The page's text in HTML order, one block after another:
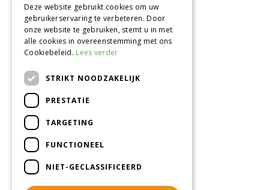
Onze locatie
Tuincentrum Alméérplant
Jac. P. Thijsseweg 4
pinterest
Deze website gebruikt cookies om uw
gebruikerservaring te verbeteren. Door
onze website te gebruiken, stemt u in met
alle cookies in overeenstemming met ons
Cookiebeleid. Lees verder
STRIKT NOODZAKELIJK
PRESTATIE
TARGETING
FUNCTIONEEL
NIET-GECLASSIFICEERD